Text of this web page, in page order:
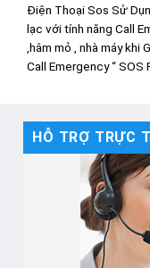
HỖ TRỢ TRỰC
Điện Thoại Sos Sử
lạc với tính năng Call
,hâm mỏ , nhà máy khi
Call Emergency “ SOS